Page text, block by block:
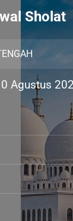
Sholat
Agustus